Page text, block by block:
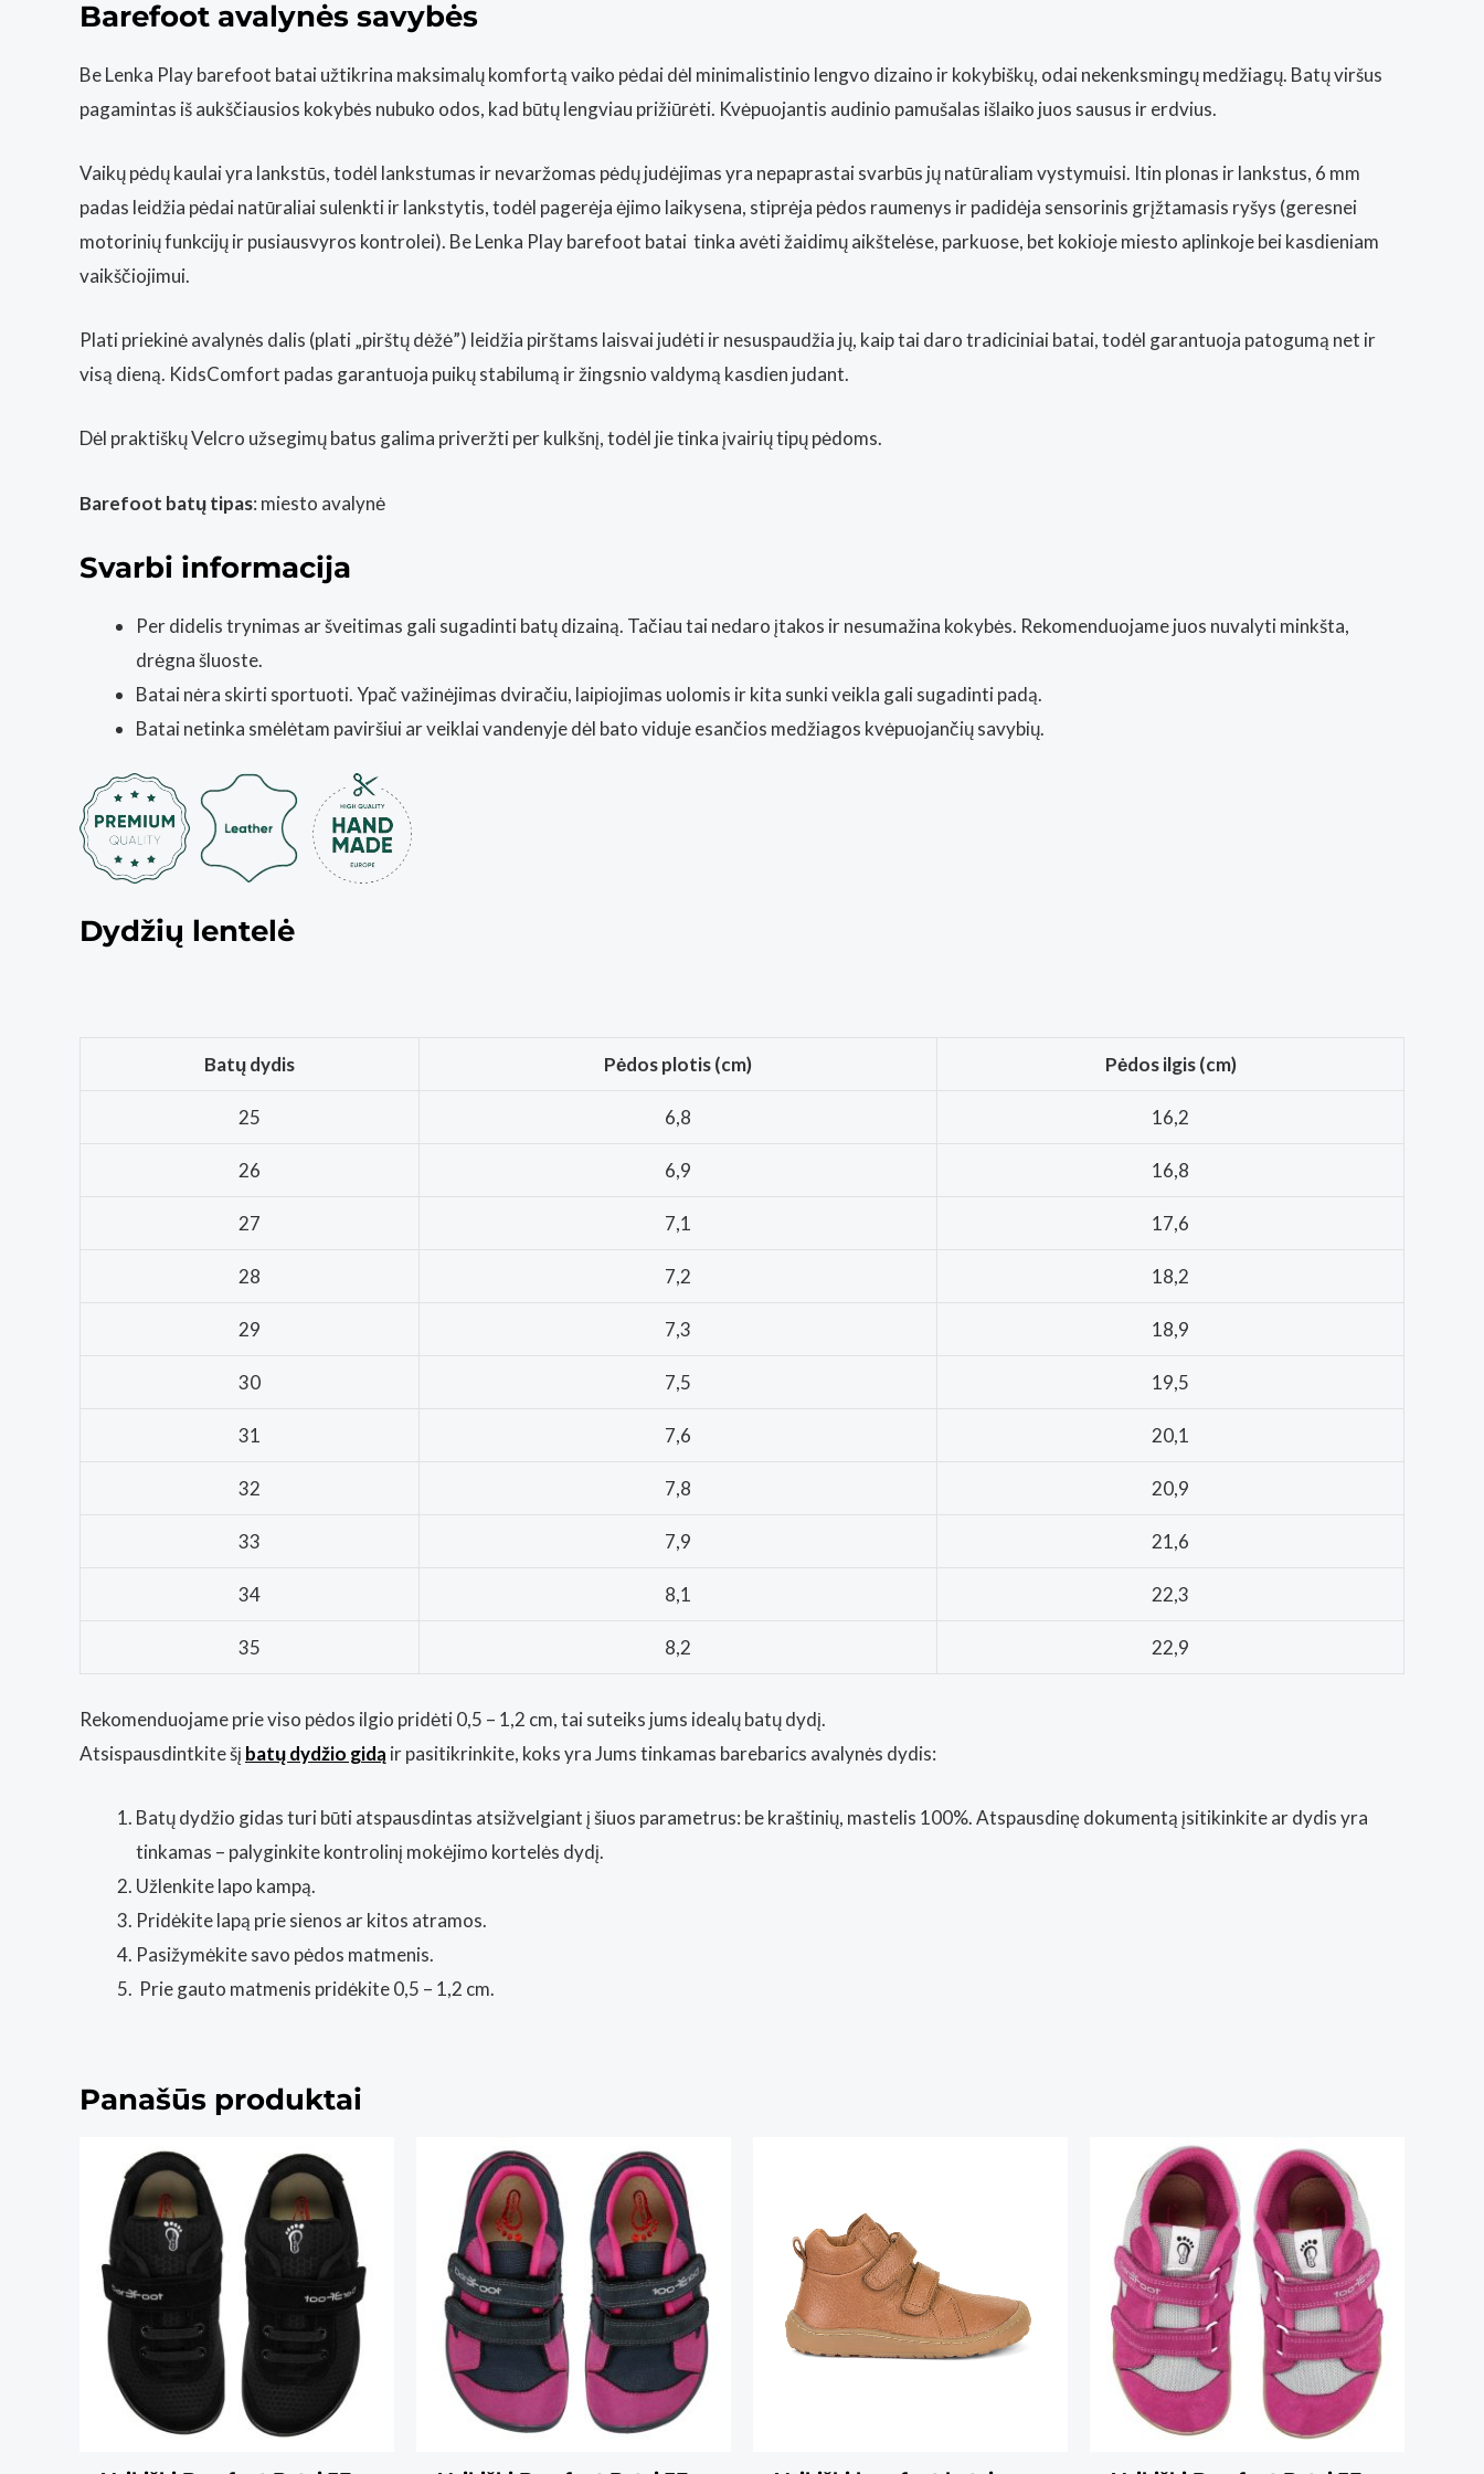
Kaunas)
Barefoot avalynės savybės
Be Lenka Play barefoot batai užtikrina maksimalų komfortą vaiko pėdai dėl minimalistinio lengvo dizaino ir kokybiškų, odai nekenksmingų medžiagų. Batų viršus
pagamintas iš aukščiausios kokybės nubuko odos, kad būtų lengviau prižiūrėti. Kvėpuojantis audinio pamušalas išlaiko juos sausus ir erdvius.
Vaikų pėdų kaulai yra lankstūs, todėl lankstumas ir nevaržomas pėdų judėjimas yra nepaprastai svarbūs jų natūraliam vystymuisi. Itin plonas ir lankstus, 6 mm
padas leidžia pėdai natūraliai sulenkti ir lankstytis, todėl pagerėja ėjimo laikysena, stiprėja pėdos raumenys ir padidėja sensorinis grįžtamasis ryšys (geresnei
motorinių funkcijų ir pusiausvyros kontrolei). Be Lenka Play barefoot batai tinka avėti žaidimų aikštelėse, parkuose, bet kokioje miesto aplinkoje bei kasdieniam
vaikščiojimui.
Plati priekinė avalynės dalis (plati „pirštų dėžė”) leidžia pirštams laisvai judėti ir nesuspaudžia jų, kaip tai daro tradiciniai batai, todėl garantuoja patogumą net ir
visą dieną. KidsComfort padas garantuoja puikų stabilumą ir žingsnio valdymą kasdien judant.
Dėl praktiškų Velcro užsegimų batus galima priveržti per kulkšnį, todėl jie tinka įvairių tipų pėdoms.
Barefoot batų tipas: miesto avalynė
Svarbi informacija
Per didelis trynimas ar šveitimas gali sugadinti batų dizainą. Tačiau tai nedaro įtakos ir nesumažina kokybės. Rekomenduojame juos nuvalyti minkšta,
drėgna šluoste.
Batai nėra skirti sportuoti. Ypač važinėjimas dviračiu, laipiojimas uolomis ir kita sunki veikla gali sugadinti padą.
Batai netinka smėlėtam paviršiui ar veiklai vandenyje dėl bato viduje esančios medžiagos kvėpuojančių savybių.
Dydžių lentelė
Batų dydis Pėdos plotis (cm) Pėdos ilgis (cm)
25 6,8 16,2
26 6,9 16,8
27 7,1 17,6
28 7,2 18,2
29 7,3 18,9
30 7,5 19,5
31 7,6 20,1
32 7,8 20,9
33 7,9 21,6
34 8,1 22,3
35 8,2 22,9
Rekomenduojame prie viso pėdos ilgio pridėti 0,5 – 1,2 cm, tai suteiks jums idealų batų dydį.
Atsispausdintkite šį batų dydžio gidą ir pasitikrinkite, koks yra Jums tinkamas barebarics avalynės dydis:
Batų dydžio gidas turi būti atspausdintas atsižvelgiant į šiuos parametrus: be kraštinių, mastelis 100%. Atspausdinę dokumentą įsitikinkite ar dydis yra
tinkamas – palyginkite kontrolinį mokėjimo kortelės dydį.
Užlenkite lapo kampą.
Pridėkite lapą prie sienos ar kitos atramos.
Pasižymėkite savo pėdos matmenis.
Prie gauto matmenis pridėkite 0,5 – 1,2 cm.
Panašūs produktai